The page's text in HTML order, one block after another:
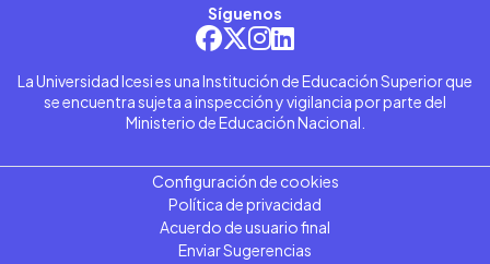
Síguenos
La Universidad Icesi es una Institución de Educación Superior que
se encuentra sujeta a inspección y vigilancia por parte del
Ministerio de Educación Nacional.
Configuración de cookies
Política de privacidad
Acuerdo de usuario final
Enviar Sugerencias